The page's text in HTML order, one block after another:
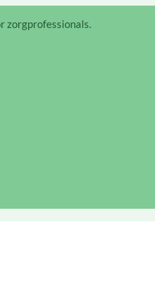
zorgprofessionals.